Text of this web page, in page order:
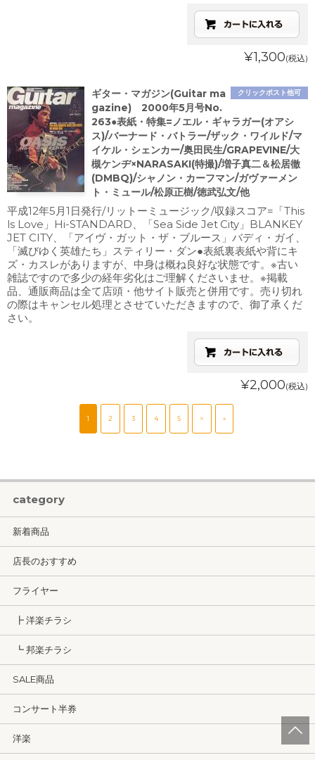
¥1,300(税込)
クリックポスト他可
ギター・マガジン(Guitar ma
gazine) 2000年5月号No.
263●表紙・特集=ノエル・ギャラガー(オアシ
ス)/バーナード・バトラー/ザック・ワイルド/マ
イケル・シェンカー/奥田民生/GRAPEVINE/大
槻ケンヂ×NARASAKI(特撮)/増子真二＆松居徹
(DMBQ)/シャノン・カーフマン/ガヴァーメン
ト・ミュール/松原正樹/徳武弘文/他
平成12年5月1日発行/リットーミュージック/収録スコア=「This
ls Love」Hi-STANDARD、「Sea Side Jet City」BLANKEY
JET CITY、「アイヴ・ガット・ザ・ブルース」バディ・ガイ、
「滅びゆく英雄たち」スティリー・ダン●表紙裏表紙や背にキ
ズ・カスレがありますが、中身は概ね良好な状態です。※古い
雑誌ですので多少の経年劣化はご理解くださいませ。※掲載
品、通販商品は全て店頭・他サイト販売と併用です。売り切れ
の際はキャンセル処理とさせていただきますので、御了承くだ
さい。
¥2,000(税込)
1 2 3 4 5 > »
category
新着商品
店長のおすすめ
フライヤー
┣ 洋楽チラシ
┗ 邦楽チラシ
SALE商品
コンサート半券
洋楽